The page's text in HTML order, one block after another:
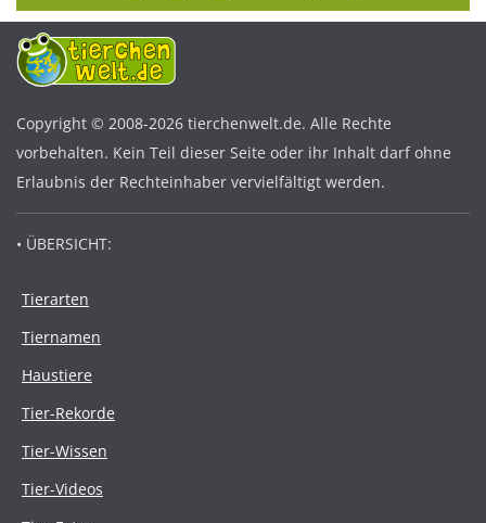
Copyright © 2008-2026 tierchenwelt.de. Alle Rechte
vorbehalten. Kein Teil dieser Seite oder ihr Inhalt darf ohne
Erlaubnis der Rechteinhaber vervielfältigt werden.
• ÜBERSICHT:
Tierarten
Tiernamen
Haustiere
Tier-Rekorde
Tier-Wissen
Tier-Videos